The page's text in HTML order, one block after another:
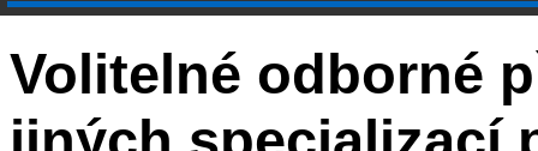
Volitelné odborné